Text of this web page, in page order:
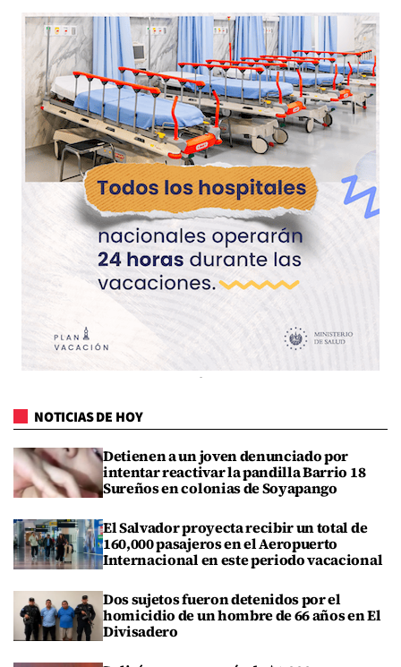
NOTICIAS DE HOY
Detienen a un joven denunciado por
intentar reactivar la pandilla Barrio 18
Sureños en colonias de Soyapango
El Salvador proyecta recibir un total de
160,000 pasajeros en el Aeropuerto
Internacional en este periodo vacacional
Dos sujetos fueron detenidos por el
homicidio de un hombre de 66 años en El
Divisadero